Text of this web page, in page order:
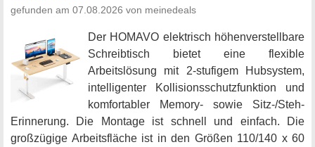
gefunden am 07.08.2026 von meinedeals
Der HOMAVO elektrisch höhenverstellbare
Schreibtisch bietet eine flexible
Arbeitslösung mit 2-stufigem Hubsystem,
intelligenter Kollisionsschutzfunktion und
komfortabler Memory- sowie Sitz-/Steh-
Erinnerung. Die Montage ist schnell und einfach. Die
großzügige Arbeitsfläche ist in den Größen 110/140 x 60